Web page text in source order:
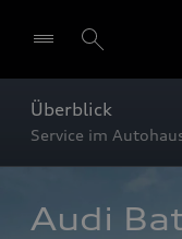
Überblick
Service im
Audi